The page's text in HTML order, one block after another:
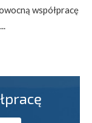
współpracę